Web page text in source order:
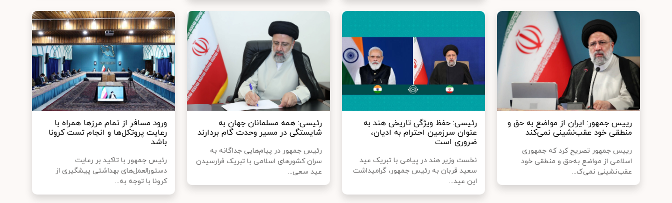
رییس جمهور: ایران از مواضع به حق و
منطقی خود عقب‌نشینی نمی‌کند
رییس جمهور تصریح کرد که جمهوری
اسلامی از مواضع به‌حق و منطقی خود
عقب‌نشینی نمی‌ک...
رئیسی: حفظ ویژگی تاریخی هند به
عنوان سرزمین احترام به ادیان،
ضروری است
نخست وزیر هند در پیامی با تبریک عید
سعید قربان به رئیس جمهور، گرامیداشت
این عید...
رئیسی: همه مسلمانان جهان به
شایستگی در مسیر وحدت گام بردارند
رئیس جمهور در پیام‌هایی جداگانه به
سران کشورهای اسلامی با تبریک فرارسیدن
عید سعی...
ورود مسافر از تمام مرزها همراه با
رعایت پروتکل‌ها و انجام تست کرونا
باشد
رئیس جمهور با تاکید بر رعایت
دستورالعمل‌های بهداشتی پیشگیری از
کرونا با توجه به...